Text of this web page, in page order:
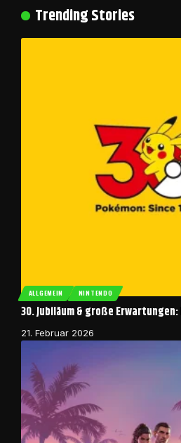
Trending Stories
ALLGEMEIN NINTENDO
30. Jubiläum & große
21. Februar 2026